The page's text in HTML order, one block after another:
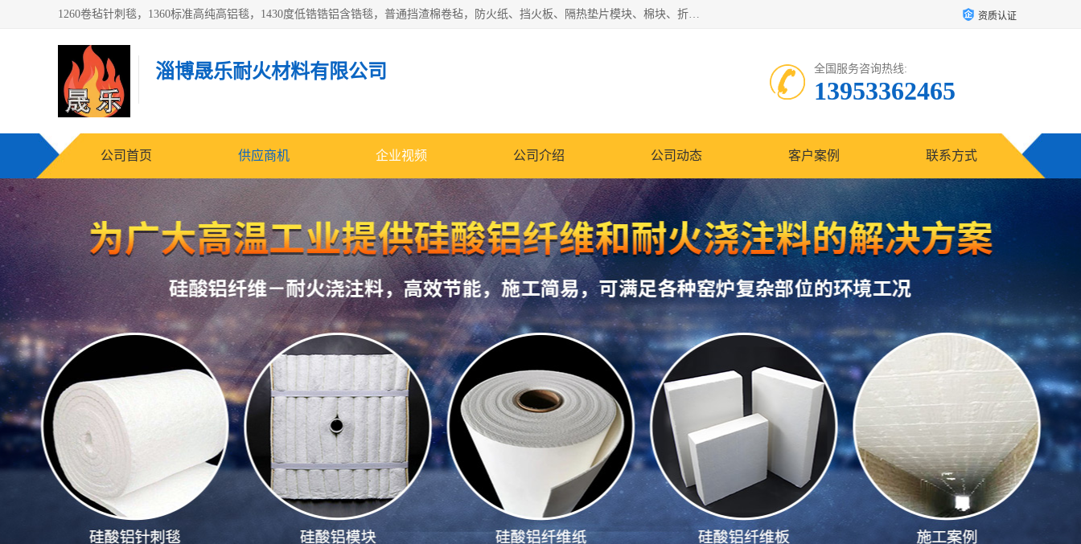
1260卷毡针刺毯，1360标准高纯高铝毯，1430度低锆锆铝含锆毯，普通挡渣棉卷毡，防火纸、挡火板、隔热垫片模块、棉块、折叠块、散棉高温固化剂价格规格密度多少钱图片视频立方平米参数指标 资质认证
淄博晟乐耐火材料有限公司 全国服务咨询热线:
13953362465
公司首页 供应商机 企业视频 公司介绍 公司动态 客户案例 联系方式